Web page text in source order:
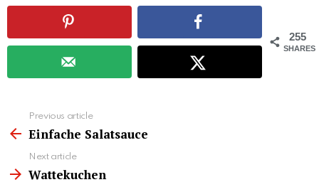
255
SHARES
more
Previous article
Einfache Salatsauce
Next article
Wattekuchen